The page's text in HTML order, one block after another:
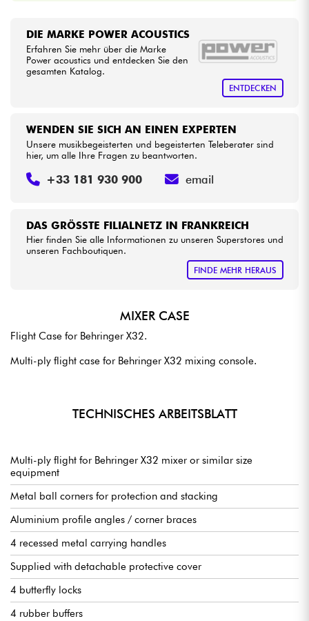
HiFi
Bundle
DIE MARKE POWER ACOUSTICS
Erfahren Sie mehr über die Marke
Power acoustics und entdecken Sie den
gesamten Katalog.
ENTDECKEN
DAS GRÖSSTE FILIALNETZ IN FRANKREICH
Hier finden Sie alle Informationen zu unseren Superstores und
unseren Fachboutiquen.
FINDE MEHR HERAUS
WENDEN SIE SICH AN EINEN EXPERTEN
Unsere musikbegeisterten und begeisterten Teleberater sind
hier, um alle Ihre Fragen zu beantworten.
+33 181 930 900 email
MIXER CASE
Flight Case for Behringer X32.
Multi-ply flight case for Behringer X32 mixing console.
TECHNISCHES ARBEITSBLATT
Multi-ply flight for Behringer X32 mixer or similar size
equipment
Metal ball corners for protection and stacking
Aluminium profile angles / corner braces
4 recessed metal carrying handles
Supplied with detachable protective cover
4 butterfly locks
4 rubber buffers